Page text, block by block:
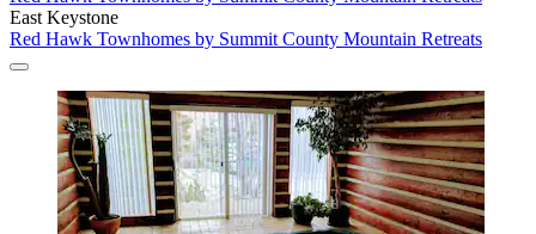
East Keystone
Red Hawk Townhomes by Summit County Mountain Retreats